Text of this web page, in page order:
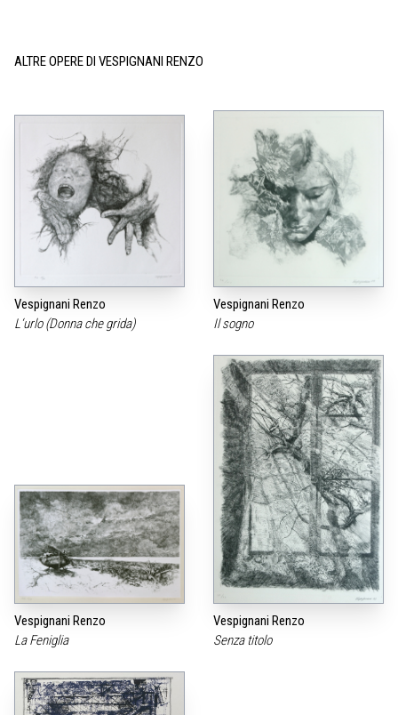
ALTRE OPERE DI VESPIGNANI RENZO
Vespignani Renzo
L‘urlo (Donna che grida)
Vespignani Renzo
Il sogno
Vespignani Renzo
La Feniglia
Vespignani Renzo
Senza titolo